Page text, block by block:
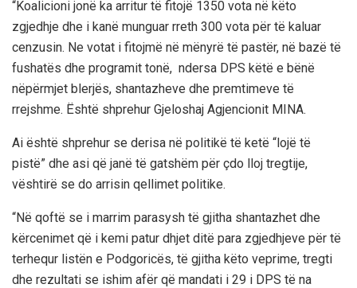
“Koalicioni jonë ka arritur të fitojë 1350 vota në këto
zgjedhje dhe i kanë munguar rreth 300 vota për të kaluar
cenzusin. Ne votat i fitojmë në mënyrë të pastër, në bazë të
fushatës dhe programit tonë, ndersa DPS këtë e bënë
nëpërmjet blerjës, shantazheve dhe premtimeve të
rrejshme. Është shprehur Gjeloshaj Agjencionit MINA.
Ai është shprehur se derisa në politikë të ketë “lojë të
pistë” dhe asi që janë të gatshëm për çdo lloj tregtije,
vështirë se do arrisin qellimet politike.
“Në qoftë se i marrim parasysh të gjitha shantazhet dhe
kërcenimet që i kemi patur dhjet ditë para zgjedhjeve për të
terhequr listën e Podgoricës, të gjitha këto veprime, tregti
dhe rezultati se ishim afër që mandati i 29 i DPS të na